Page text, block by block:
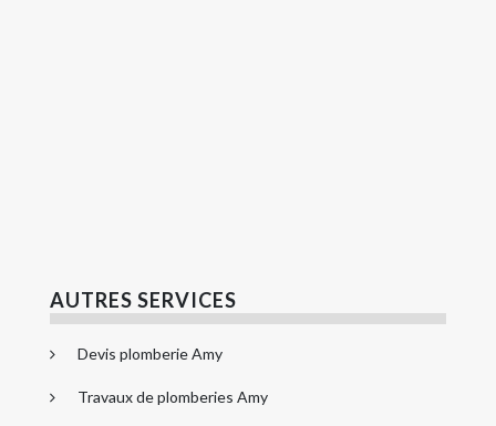
AUTRES SERVICES
Devis plomberie Amy
Travaux de plomberies Amy